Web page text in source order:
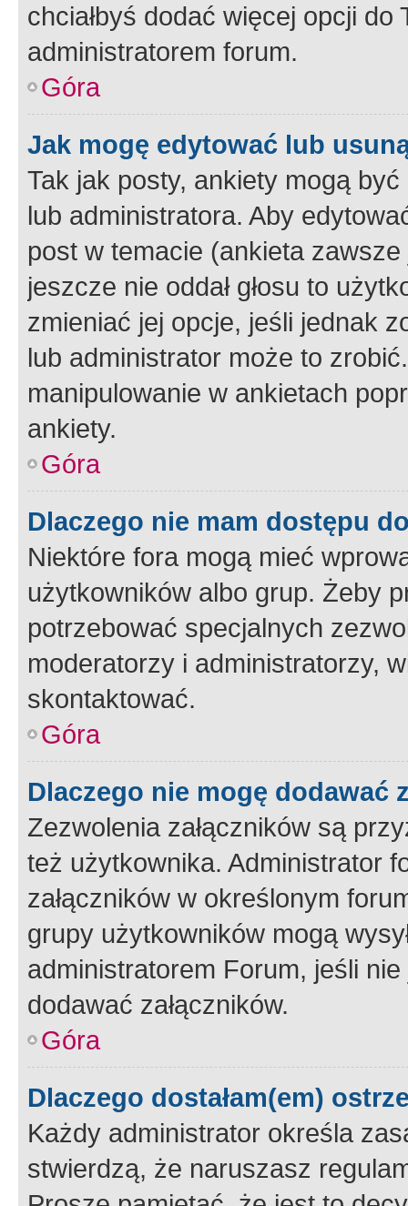
chciałbyś dodać więcej opcji
administratorem forum.
Góra
Jak mogę edytować lub
Tak jak posty, ankiety mogą
lub administratora. Aby
post w temacie (ankieta
jeszcze nie oddał głosu to
zmieniać jej opcje, jeśli jednak
lub administrator może to
manipulowanie w ankietach
ankiety.
Góra
Dlaczego nie mam dostępu
Niektóre fora mogą mieć
użytkowników albo grup. Żeby
potrzebować specjalnych
moderatorzy i administratorzy,
skontaktować.
Góra
Dlaczego nie mogę dodawać
Zezwolenia załączników są
też użytkownika. Administrator
załączników w określonym
grupy użytkowników mogą
administratorem Forum, jeśli
dodawać załączników.
Góra
Dlaczego dostałam(em)
Każdy administrator określa
stwierdzą, że naruszasz